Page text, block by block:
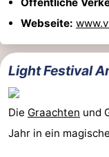
für
Touristen
Medizin
Adressen
Wetter
Kontakt
Webseite:
Light Festival
Die Graachten und
Jahr in ein